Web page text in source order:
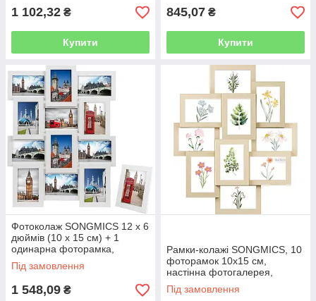
1 102,32 ₴
Купити
845,07 ₴
Купити
Фотоколаж SONGMICS 12 x 6
дюймів (10 x 15 см) + 1
одинарна фоторамка,
необхідна збірка, біле дерево
RPF112W
Під замовлення
1 548,09 ₴
Рамки-колажі SONGMICS, 10
фоторамок 10х15 см,
настінна фотогалерея,
багато рамок, настінний
декор, натуральний беж
Під замовлення